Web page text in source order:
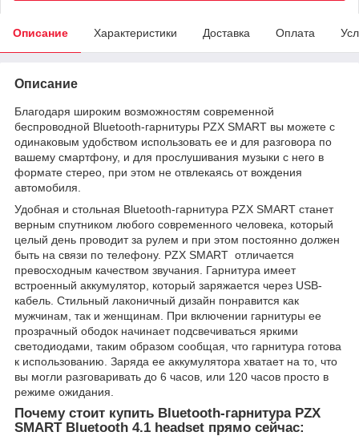
Описание Характеристики Доставка Оплата
Описание
Благодаря широким возможностям современной
беспроводной Bluetooth-гарнитуры PZX SMART вы можете с
одинаковым удобством использовать ее и для разговора по
вашему смартфону, и для прослушивания музыки с него в
формате стерео, при этом не отвлекаясь от вождения
автомобиля.
Удобная и стольная Bluetooth-гарнитура PZX SMART станет
верным спутником любого современного человека, который
целый день проводит за рулем и при этом постоянно должен
быть на связи по телефону. PZX SMART отличается
превосходным качеством звучания. Гарнитура имеет
встроенный аккумулятор, который заряжается через USB-
кабель. Стильный лаконичный дизайн понравится как
мужчинам, так и женщинам. При включении гарнитуры ее
прозрачный ободок начинает подсвечиваться яркими
светодиодами, таким образом сообщая, что гарнитура готова
к использованию. Заряда ее аккумулятора хватает на то, что
вы могли разговаривать до 6 часов, или 120 часов просто в
режиме ожидания.
Почему стоит купить Bluetooth-гарнитура PZX
SMART Bluetooth 4.1 headset прямо сейчас: